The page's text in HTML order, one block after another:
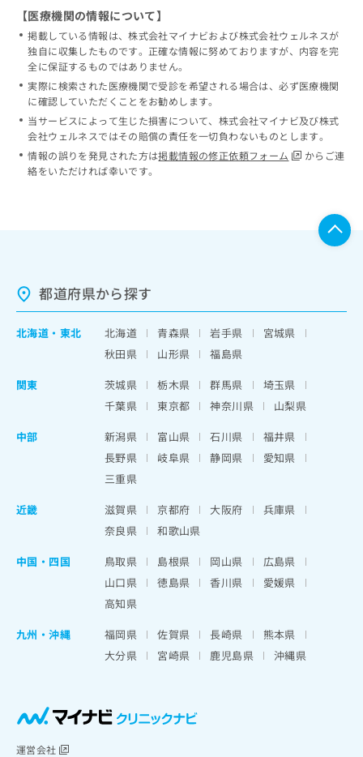
【医療機関の情報について】
掲載している情報は、株式会社マイナビおよび株式会社ウェルネスが
独自に収集したものです。正確な情報に努めておりますが、内容を完
全に保証するものではありません。
実際に検索された医療機関で受診を希望される場合は、必ず医療機関
に確認していただくことをお勧めします。
当サービスによって生じた損害について、株式会社マイナビ及び株式
会社ウェルネスではその賠償の責任を一切負わないものとします。
情報の誤りを発見された方は掲載情報の修正依頼フォーム
からご連
絡をいただければ幸いです。
都道府県から探す
北海道 ・ 東北 北海道 青森県 岩手県
宮城県
秋田県
山形県
福島県
関東
茨城県 栃木県 群馬県
埼玉県
千葉県
東京都 神奈川県
山梨県
中部
新潟県 富山県 石川県
福井県
長野県
岐阜県 静岡県
愛知県
三重県
近畿
滋賀県 京都府 大阪府
兵庫県
奈良県
和歌山県
中国・四国
鳥取県 島根県 岡山県
広島県
山口県
徳島県 香川県
愛媛県
高知県
九州・沖縄
福岡県 佐賀県 長崎県
熊本県
大分県
宮崎県 鹿児島県 沖縄県
運営会社